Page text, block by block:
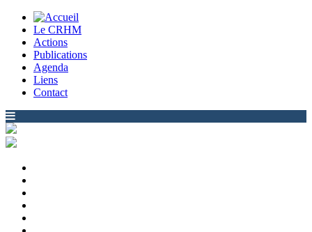
Le CRHM
Actions
Publications
Agenda
Liens
Contact